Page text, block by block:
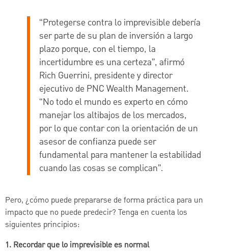
“Protegerse contra lo imprevisible debería
ser parte de su plan de inversión a largo
plazo porque, con el tiempo, la
incertidumbre es una certeza”, afirmó
Rich Guerrini, presidente y director
ejecutivo de PNC Wealth Management.
“No todo el mundo es experto en cómo
manejar los altibajos de los mercados,
por lo que contar con la orientación de un
asesor de confianza puede ser
fundamental para mantener la estabilidad
cuando las cosas se complican”.
Pero, ¿cómo puede prepararse de forma práctica para un
impacto que no puede predecir? Tenga en cuenta los
siguientes principios:
1. Recordar que lo imprevisible es normal